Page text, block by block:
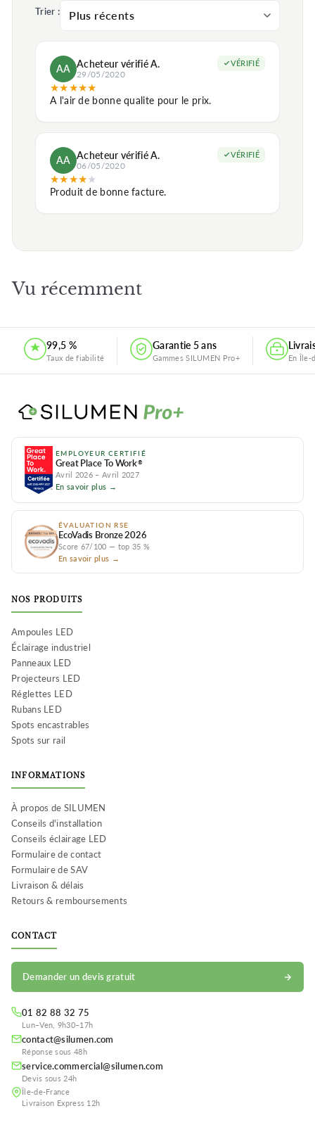
Trier :
AA Acheteur vérifié A.
29/05/2020
VÉRIFIÉ
★★★★★
A l'air de bonne qualite pour le prix.
AA Acheteur vérifié A.
06/05/2020
VÉRIFIÉ
★★★★★
Produit de bonne facture.
Vu récemment
99,5 %
Taux de fiabilité
Garantie 5 ans
Gammes SILUMEN Pro+ En Île-
EMPLOYEUR CERTIFIÉ
Great Place To Work®
Avril 2026 – Avril 2027
En savoir plus →
ÉVALUATION RSE
EcoVadis Bronze 2026
Score 67/100 — top 35 %
En savoir plus →
NOS PRODUITS
Ampoules LED
Éclairage industriel
Panneaux LED
Projecteurs LED
Réglettes LED
Rubans LED
Spots encastrables
Spots sur rail
INFORMATIONS
À propos de SILUMEN
Conseils d'installation
Conseils éclairage LED
Formulaire de contact
Formulaire de SAV
Livraison & délais
Retours & remboursements
CONTACT
Demander un devis gratuit
01 82 88 32 75
Lun–Ven, 9h30–17h
contact@silumen.com
Réponse sous 48h
service.commercial@silumen.com
Devis sous 24h
Île-de-France
Livraison Express 12h